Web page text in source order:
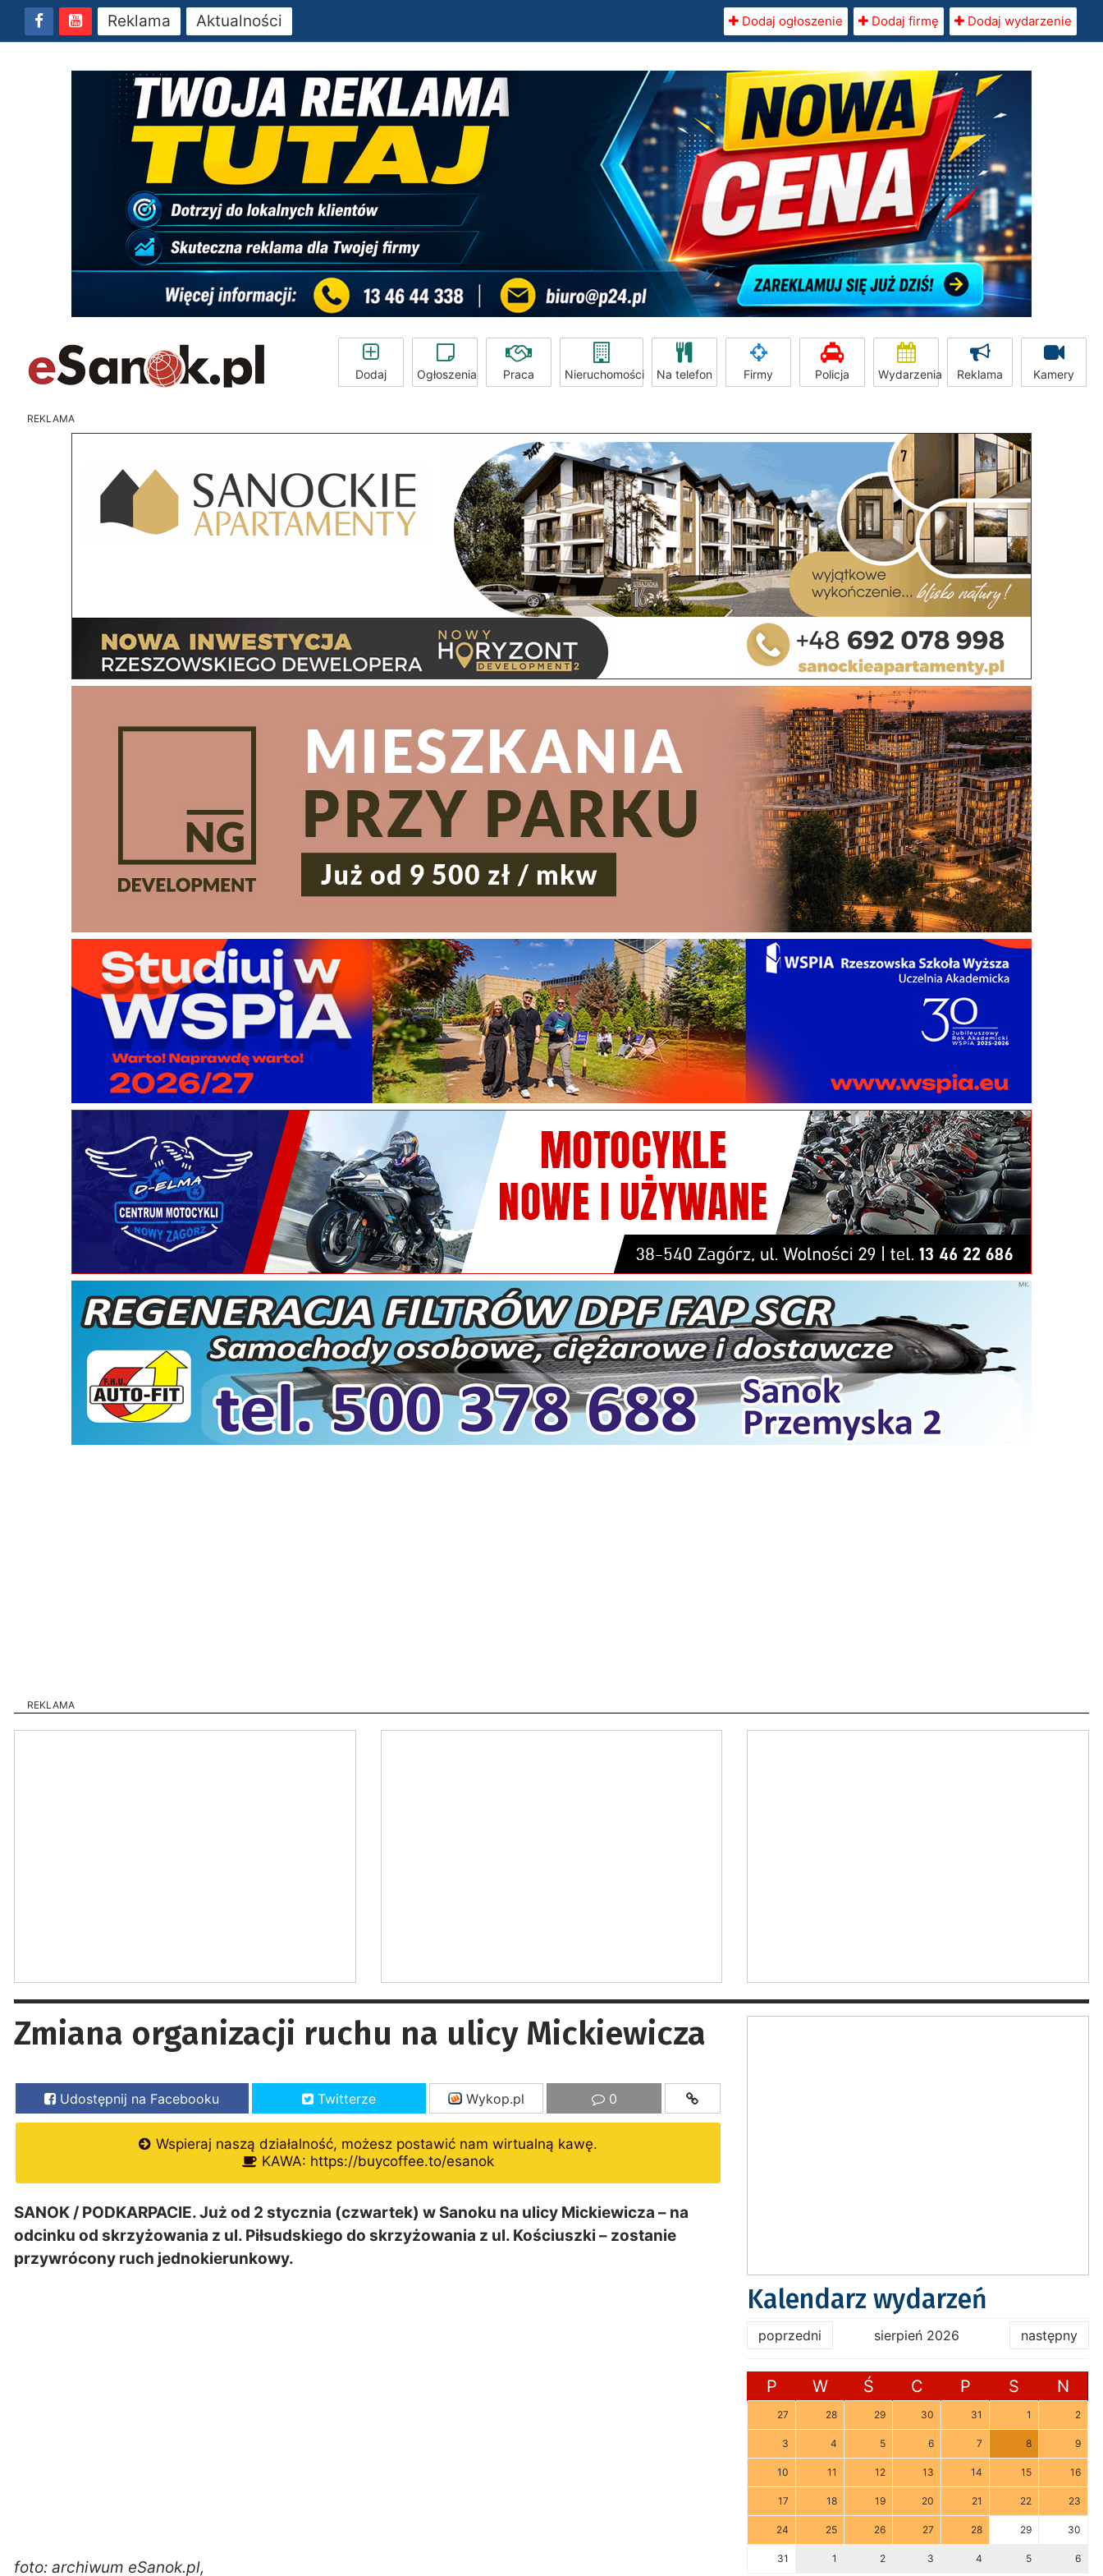
Reklama Aktualności Dodaj ogłoszenie Dodaj firmę Dodaj wydarzenie
Dodaj Ogłoszenia Praca Nieruchomości Na telefon Firmy Policja Wydarzenia Reklama Kamery
REKLAMA
REKLAMA
Zmiana organizacji ruchu na ulicy Mickiewicza
Udostępnij na Facebooku Twitterze Wykop.pl 0
Wspieraj naszą działalność, możesz postawić nam wirtualną kawę.
KAWA: https://buycoffee.to/esanok
SANOK / PODKARPACIE. Już od 2 stycznia (czwartek) w Sanoku na ulicy Mickiewicza – na
odcinku od skrzyżowania z ul. Piłsudskiego do skrzyżowania z ul. Kościuszki – zostanie
przywrócony ruch jednokierunkowy.
foto: archiwum eSanok.pl,
Kalendarz wydarzeń
poprzedni sierpień 2026 następny
P W Ś C P S N
27 28 29 30 31 1 2
3 4 5 6 7 8 9
10 11 12 13 14 15 16
17 18 19 20 21 22 23
24 25 26 27 28 29 30
31 1 2 3 4 5 6